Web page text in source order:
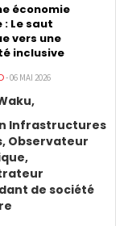
économie
Le saut
vers une
inclusive
- 06 MAI 2026
Infrastructures
Observateur
de société